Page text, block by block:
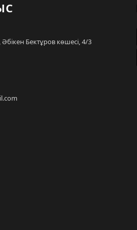
Бектұров көшесі, 4/3